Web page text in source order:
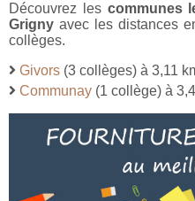
Découvrez les communes
Grigny avec les distances
collèges.
Givors (3 collèges) à 3,11
Communay (1 collège) à